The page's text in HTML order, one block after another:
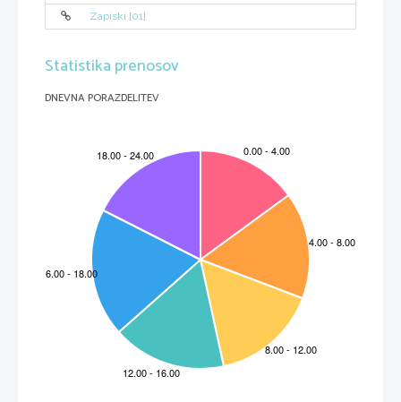
Težava se pojavlja, ker glavni program in PSP spreminjata isto spremenljivko. Če se PSP izvede kadarkoli med
ukazoma ldr r0 (predpostavimo, da se v tako kratkem č
in je pred tem vrednost spr1 enaka 1, se spr1 zmanjša
Zapiski [01]
Statistika prenosov
DNEVNA PORAZDELITEV